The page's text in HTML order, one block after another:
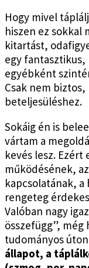
Hogy mivel
hiszen ez sokkal
kitartást,
egy
egyébként
Csak nem
beteljesüléshez.
Sokáig én is
vártam a
kevés lesz.
működésének,
kapcsolatának,
rengeteg
Valóban nagy
összefügg”,
tudományos
állapot, a